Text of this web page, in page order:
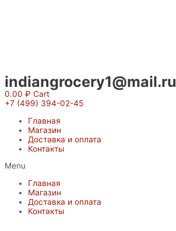
indiangrocery1@mail.ru
0.00 ₽ Cart
+7 (499) 394-02-45
Главная
Магазин
Доставка и оплата
Контакты
Menu
Главная
Магазин
Доставка и оплата
Контакты